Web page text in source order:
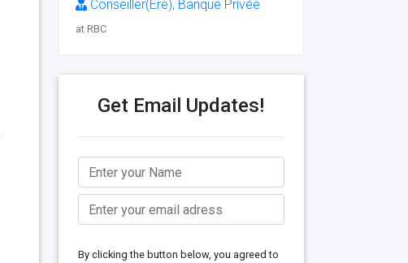
Conseiller(Ère), Banque Privée
at RBC
Get Email Updates!
By clicking the button below, you agreed to